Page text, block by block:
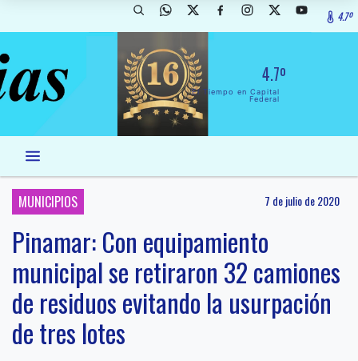
4.7º
4.7º
El Tiempo en Capital
Federal
MUNICIPIOS 7 de julio de 2020
Pinamar: Con equipamiento
municipal se retiraron 32 camiones
de residuos evitando la usurpación
de tres lotes